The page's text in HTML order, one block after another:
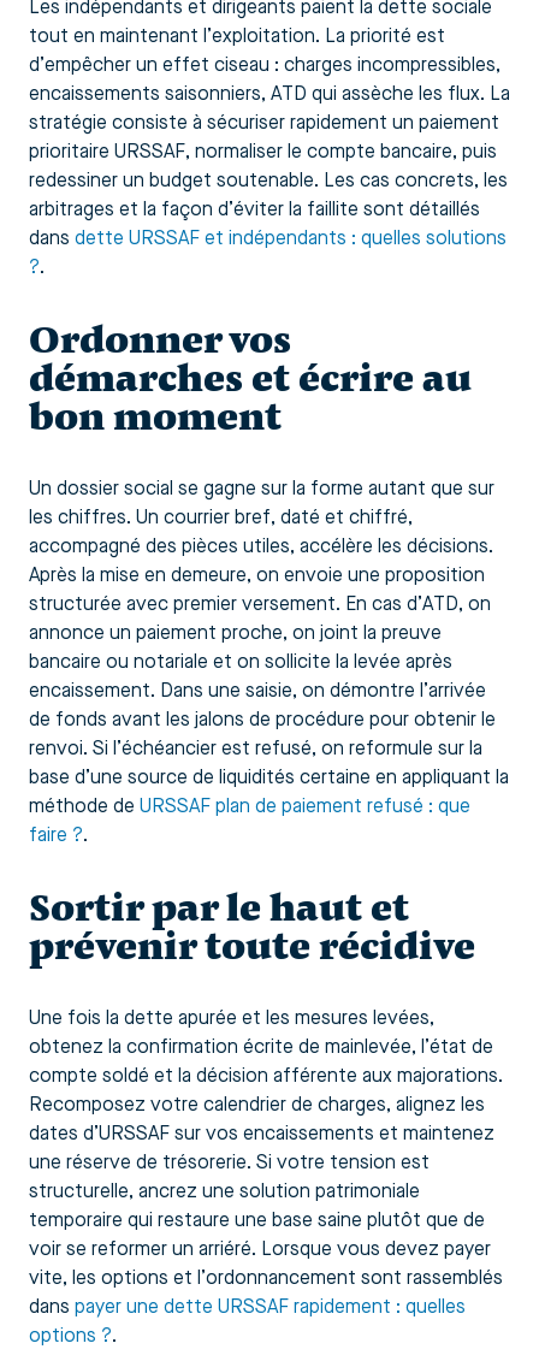
Les indépendants et dirigeants paient la dette sociale
tout en maintenant l’exploitation. La priorité est
d’empêcher un effet ciseau : charges incompressibles,
encaissements saisonniers, ATD qui assèche les flux. La
stratégie consiste à sécuriser rapidement un paiement
prioritaire URSSAF, normaliser le compte bancaire, puis
redessiner un budget soutenable. Les cas concrets, les
arbitrages et la façon d’éviter la faillite sont détaillés
dans dette URSSAF et indépendants : quelles solutions
?.
Ordonner vos
démarches et écrire au
bon moment
Un dossier social se gagne sur la forme autant que sur
les chiffres. Un courrier bref, daté et chiffré,
accompagné des pièces utiles, accélère les décisions.
Après la mise en demeure, on envoie une proposition
structurée avec premier versement. En cas d’ATD, on
annonce un paiement proche, on joint la preuve
bancaire ou notariale et on sollicite la levée après
encaissement. Dans une saisie, on démontre l’arrivée
de fonds avant les jalons de procédure pour obtenir le
renvoi. Si l’échéancier est refusé, on reformule sur la
base d’une source de liquidités certaine en appliquant la
méthode de URSSAF plan de paiement refusé : que
faire ?.
Sortir par le haut et
prévenir toute récidive
Une fois la dette apurée et les mesures levées,
obtenez la confirmation écrite de mainlevée, l’état de
compte soldé et la décision afférente aux majorations.
Recomposez votre calendrier de charges, alignez les
dates d’URSSAF sur vos encaissements et maintenez
une réserve de trésorerie. Si votre tension est
structurelle, ancrez une solution patrimoniale
temporaire qui restaure une base saine plutôt que de
voir se reformer un arriéré. Lorsque vous devez payer
vite, les options et l’ordonnancement sont rassemblés
dans payer une dette URSSAF rapidement : quelles
options ?.